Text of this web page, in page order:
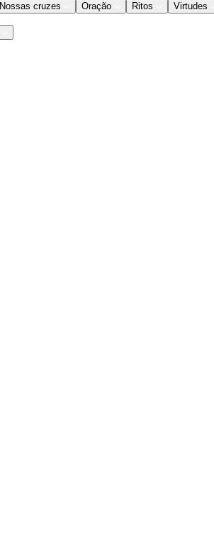
Nossas cruzes Oração Ritos Virtudes